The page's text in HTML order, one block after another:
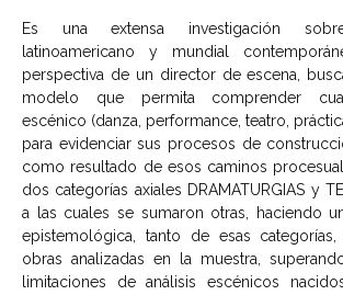
Es una extensa investigación
latinoamericano y mundial
perspectiva de un director de escena,
modelo que permita comprender
escénico (danza, performance, teatro,
para evidenciar sus procesos de
como resultado de esos caminos
dos categorías axiales DRAMATURGIAS y
a las cuales se sumaron otras, haciendo
epistemológica, tanto de esas
obras analizadas en la muestra,
limitaciones de análisis escénicos